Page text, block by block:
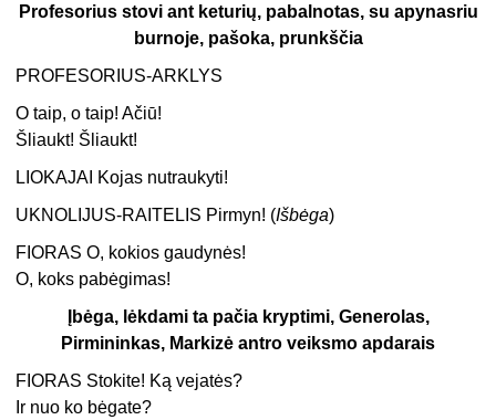
Profesorius stovi ant keturių, pabalnotas, su apynasriu
burnoje, pašoka, prunkščia
PROFESORIUS-ARKLYS
O taip, o taip! Ačiū!
Šliaukt! Šliaukt!
LIOKAJAI Kojas nutraukyti!
UKNOLIJUS-RAITELIS Pirmyn! (Išbėga)
FIORAS O, kokios gaudynės!
O, koks pabėgimas!
Įbėga, lėkdami ta pačia kryptimi, Generolas,
Pirmininkas, Markizė antro veiksmo apdarais
FIORAS Stokite! Ką vejatės?
Ir nuo ko bėgate?